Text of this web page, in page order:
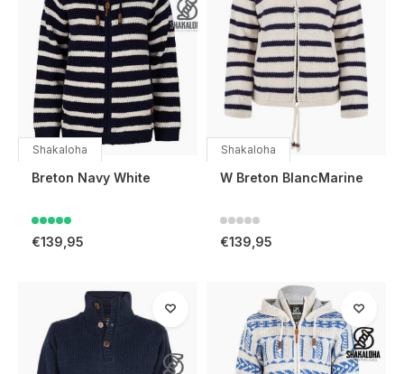
Shakaloha
Breton Navy White
€139,95
Shakaloha
W Breton BlancMarine
€139,95